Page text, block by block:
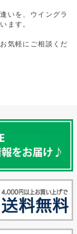
いを、ウイングラ
ます。
気軽にご相談くだ